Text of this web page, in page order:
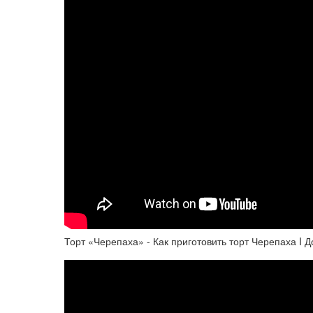
Торт «Черепаха» - Как приготовить торт Черепаха I